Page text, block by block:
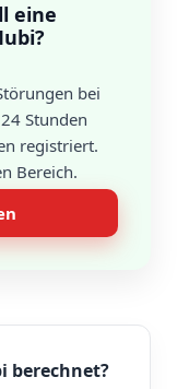
eine
bei
Stunden
registriert.
Bereich.
berechnet?